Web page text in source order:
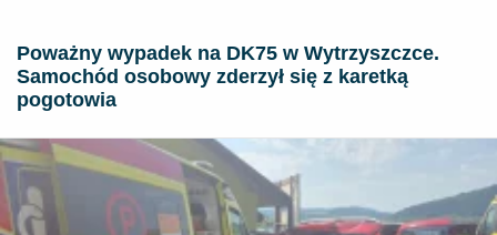
Poważny wypadek na DK75 w Wytrzyszczce.
Samochód osobowy zderzył się z karetką
pogotowia